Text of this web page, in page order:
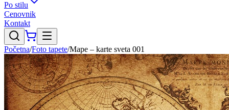
Po stilu
Cenovnik
Kontakt
Početna/Foto tapete/Mape – karte sveta 001